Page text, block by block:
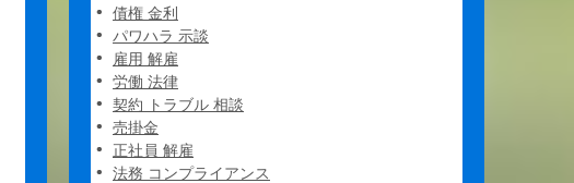
債権 金利
パワハラ 示談
雇用 解雇
労働 法律
契約 トラブル 相談
売掛金
正社員 解雇
法務 コンプライアンス